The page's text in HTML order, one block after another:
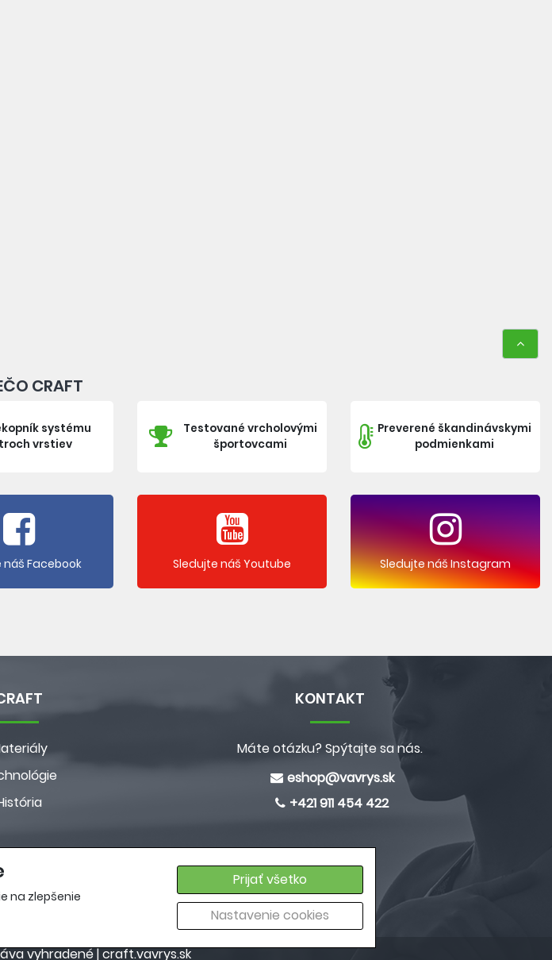
na zlepšenie
Prijať všetko
Nastavenie cookies
CRAFT
systému
troch vrstiev
Testované vrcholovými
športovcami
Preverené škandinávskymi
podmienkami
náš Facebook Sledujte náš Youtube Sledujte náš Instagram
KONTAKT
Máte otázku? Spýtajte sa nás.
eshop@vavrys.sk
+421 911 454 422
vyhradené |craft.vavrys.sk